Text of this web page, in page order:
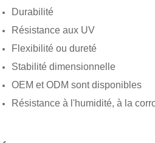
Durabilité
Résistance aux UV
Flexibilité ou dureté
Stabilité dimensionnelle
OEM et ODM sont disponibles
Résistance à l'humidité, à la